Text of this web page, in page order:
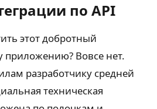
по API
этот добротный
приложению? Вовсе нет.
разработчику средней
техническая